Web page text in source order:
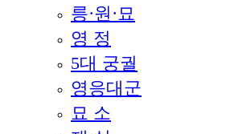
릉·원·묘
영 정
5대 궁궐
영응대군
묘 소